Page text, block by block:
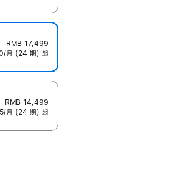
RMB 17,499
月 (24 期) 起
RMB 14,499
月 (24 期) 起